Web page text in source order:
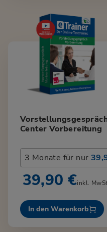
Center Vorbereitung
3 Monate für nur
39,90 €inkl.
In den Warenkorb